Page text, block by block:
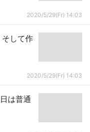
2020/5/29(Fr) 14:03
して作
2020/5/29(Fr) 14:03
は普通